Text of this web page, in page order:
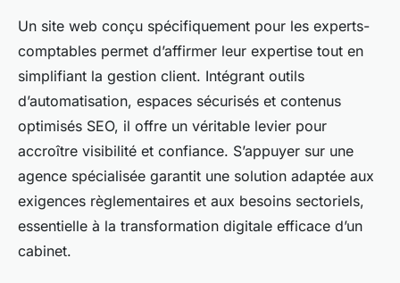
Conception de site web pour
experts-comptables :
optimiser votre visibilité
Alexandre• 21 juillet 2025 •3 min de lecture
Un site web conçu spécifiquement pour les experts-
comptables permet d’affirmer leur expertise tout en
simplifiant la gestion client. Intégrant outils
d’automatisation, espaces sécurisés et contenus
optimisés SEO, il offre un véritable levier pour
accroître visibilité et confiance. S’appuyer sur une
agence spécialisée garantit une solution adaptée aux
exigences règlementaires et aux besoins sectoriels,
essentielle à la transformation digitale efficace d’un
cabinet.